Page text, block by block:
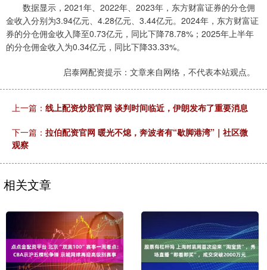
数据显示，2021年、2022年、2023年，东方财富证券的分仓佣
金收入分别为3.94亿元、4.28亿元、3.44亿元。2024年，东方财富证
券的分仓佣金收入降至0.73亿元，同比下降78.78%；2025年上半年
的分仓佣金收入为0.34亿元，同比下降33.33%。
启泰网配资提示：文章来自网络，不代表本站观点。
上一篇： 线上配资炒股官网 谈判时间临近，伊朗发布了重要消息
下一篇： 拉伯配资官网 暖光不熄，奔波者有“歇脚港湾”｜社区微
观察
相关文章